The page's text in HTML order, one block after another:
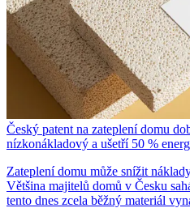
Český patent na zateplení domu
nízkonákladový a ušetří 50 %
Zateplení domu může snížit
Většina majitelů domů v Česku
tento dnes zcela běžný materiál